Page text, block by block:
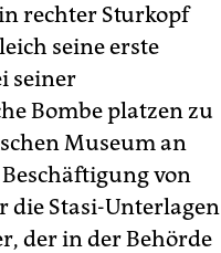
rechter Sturkopf
seine erste
seiner
Bombe platzen zu
Museum an
von
die Stasi-Unterlagen
der in der Behörde